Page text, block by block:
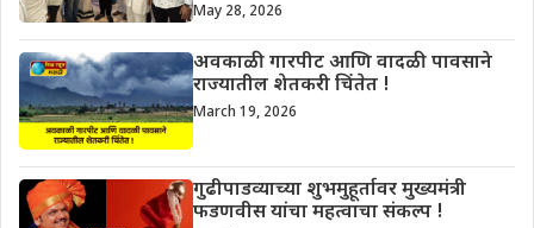
May 28, 2026
अवकाळी गारपीट आणि वादळी पावसाने
राज्यातील शेतकरी चिंतेत !
March 19, 2026
गुढीपाडव्याच्या शुभमुहूर्तावर मुख्यमंत्री
फडणवीस यांचा महत्वाचा संकल्प !